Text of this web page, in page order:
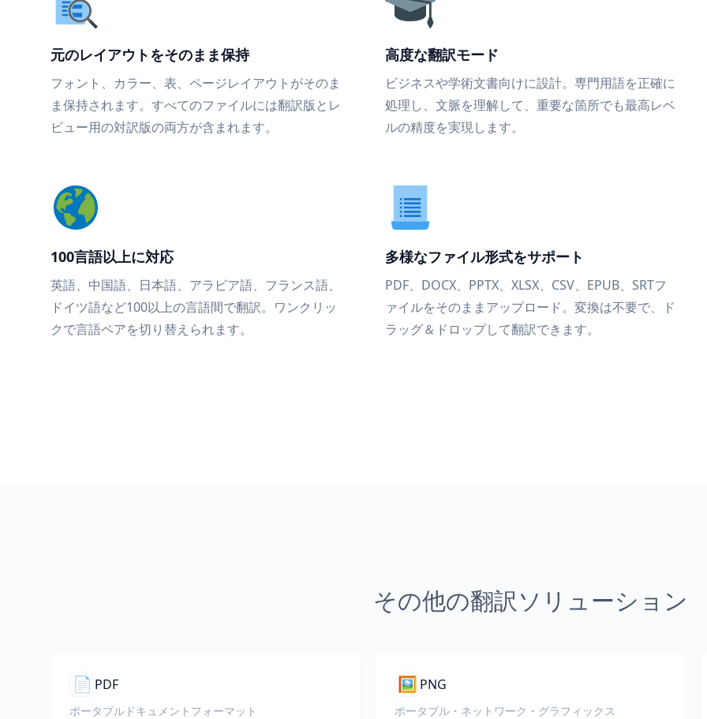
元のレイアウトをそのまま保持
フォント、カラー、表、ページレイアウトがそのま
ま保持されます。すべてのファイルには翻訳版とレ
ビュー用の対訳版の両方が含まれます。
高度な翻訳モード
ビジネスや学術文書向けに設計。専門用語を正確に
処理し、文脈を理解して、重要な箇所でも最高レベ
ルの精度を実現します。
100言語以上に対応
英語、中国語、日本語、アラビア語、フランス語、
ドイツ語など100以上の言語間で翻訳。ワンクリッ
クで言語ペアを切り替えられます。
多様なファイル形式をサポート
PDF、DOCX、PPTX、XLSX、CSV、EPUB、SRTフ
ァイルをそのままアップロード。変換は不要で、ド
ラッグ＆ドロップして翻訳できます。
その他の翻訳ソリューション
📄 PDF
ポータブルドキュメントフォーマット
🖼️ PNG
ポータブル・ネットワーク・グラフィックス